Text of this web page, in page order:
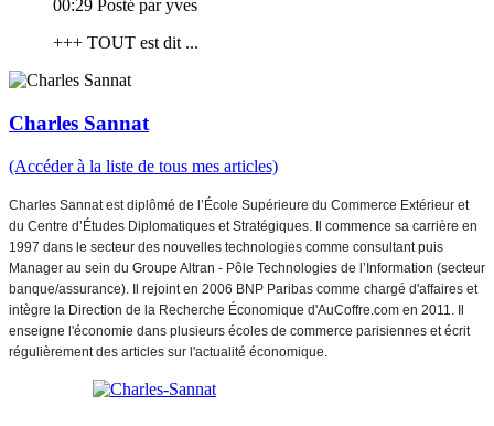
00:29 Posté par yves
+++ TOUT est dit ...
Charles Sannat
(Accéder à la liste de tous mes articles)
Charles Sannat est diplômé de l’École Supérieure du Commerce Extérieur et
du Centre d’Études Diplomatiques et Stratégiques. Il commence sa carrière en
1997 dans le secteur des nouvelles technologies comme consultant puis
Manager au sein du Groupe Altran - Pôle Technologies de l’Information (secteur
banque/assurance). Il rejoint en 2006 BNP Paribas comme chargé d'affaires et
intègre la Direction de la Recherche Économique d'AuCoffre.com en 2011. Il
enseigne l'économie dans plusieurs écoles de commerce parisiennes et écrit
régulièrement des articles sur l'actualité économique.